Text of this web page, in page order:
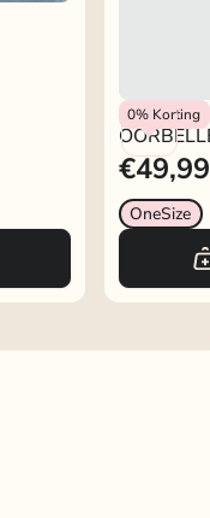
0% Korting
JOSH V
€49,99
OneSize